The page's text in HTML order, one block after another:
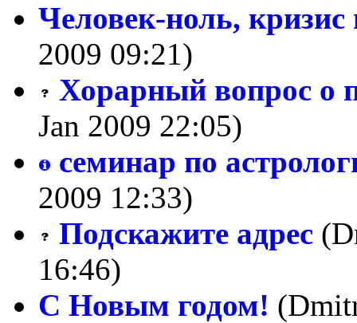
Человек-ноль, кризис
2009 09:21)
Хорарный вопрос о
Jan 2009 22:05)
семинар по
2009 12:33)
Подскажите адрес
16:46)
С Новым годом!